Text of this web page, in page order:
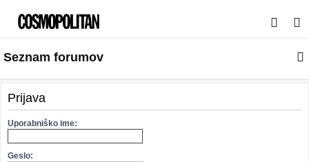
s
a
j
Seznam forumov
Prijava
Uporabniško ime:
Geslo: